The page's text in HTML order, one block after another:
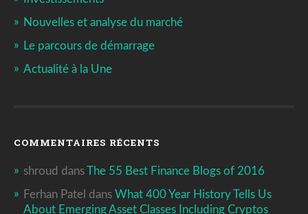
Nouvelles et analyse du marché
Le parcours de démarrage
Actualité à la Une
COMMENTAIRES RÉCENTS
shroud dansThe 55 Best Finance Blogs of 2016
Ferhan Patel dans What 400 Year History Tells Us
About Emerging Asset Classes Including Cryptos